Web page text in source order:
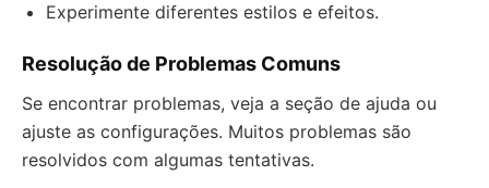
Experimente diferentes estilos e efeitos.
Resolução de Problemas Comuns
Se encontrar problemas, veja a seção de ajuda ou
ajuste as configurações. Muitos problemas são
resolvidos com algumas tentativas.